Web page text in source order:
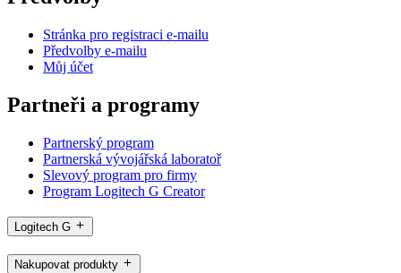
Stránka pro registraci e-mailu
Předvolby e-mailu
Můj účet
Partneři a programy
Partnerský program
Partnerská vývojářská laboratoř
Slevový program pro firmy
Program Logitech G Creator
Logitech G
Nakupovat produkty